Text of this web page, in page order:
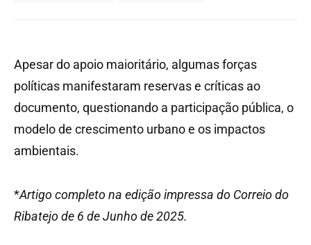
Apesar do apoio maioritário, algumas forças
políticas manifestaram reservas e críticas ao
documento, questionando a participação pública, o
modelo de crescimento urbano e os impactos
ambientais.
*Artigo completo na edição impressa do Correio do
Ribatejo de 6 de Junho de 2025.